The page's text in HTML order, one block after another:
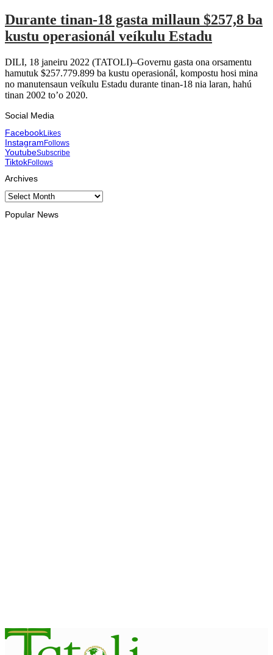
Durante tinan-18 gasta millaun $257,8 ba
kustu operasionál veíkulu Estadu
DILI, 18 janeiru 2022 (TATOLI)–Governu gasta ona orsamentu
hamutuk $257.779.899 ba kustu operasionál, kompostu hosi mina
no manutensaun veíkulu Estadu durante tinan-18 nia laran, hahú
tinan 2002 to’o 2020.
Social Media
FacebookLikes
InstagramFollows
YoutubeSubscribe
TiktokFollows
Archives
Archives
Popular News